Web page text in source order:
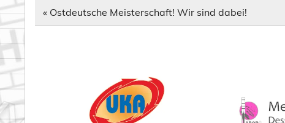
Beitragsnavigation
« Ostdeutsche Meisterschaft! Wir sind dabei!